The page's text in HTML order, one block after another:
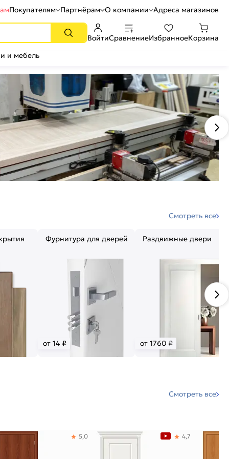
Покупателям Партнёрам О компании Адреса магазинов
ВойтиСравнениеИзбранноеКорзина
и мебель
Смотреть все
Фурнитура для дверей
от 14 ₽
Раздвижные двери
от 1760 ₽
Смотреть все
5,0 4,7